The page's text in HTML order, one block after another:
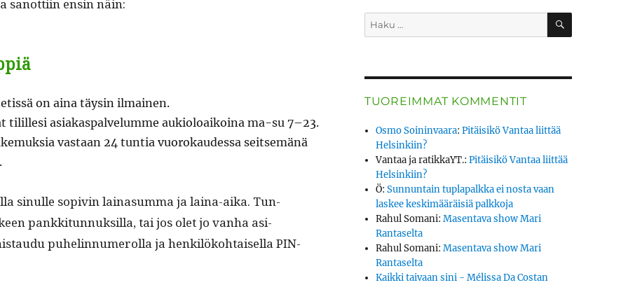
san­ot­ti­in ensin näin:
on aina täysin ilmainen.
tilille­si asi­akas­palvelumme auki­oloaikoina ma-su 7–23.
vas­taan 24 tun­tia vuorokaudessa seit­semänä
sin­ulle sopivin laina­sum­ma ja laina-aika. Tun­
pankki­tun­nuk­sil­la, tai jos olet jo van­ha asi­
puhe­lin­nu­merol­la ja henkilöko­htaisel­la PIN-
Etsi: HAKU
TUOREIMMAT KOMMENTIT
Osmo Soininvaara:Pitäisikö Vantaa liittää
Helsinkiin?
Vantaa ja ratikkaYT.:Pitäisikö Vantaa liittää
Helsinkiin?
Ö:Sunnuntain tuplapalkka ei nosta vaan
laskee keskimääräisiä palkkoja
Rahul Somani:Masentava show Mari
Rantaselta
Rahul Somani:Masentava show Mari
Rantaselta
Kaikki taivaan sini - Mélissa Da Costan